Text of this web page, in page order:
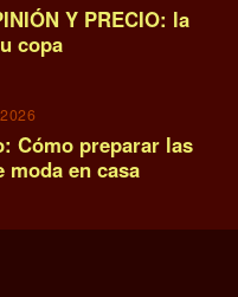
Y PRECIO: la
copa
Cómo preparar las
moda en casa